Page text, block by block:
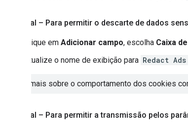
Opcional – Para permitir o descarte de dados
Clique em Adicionar campo, escolha Caixa
Atualize o nome de exibição para Redact
Saiba mais sobre o comportamento dos cookies
Opcional – Para permitir a transmissão pelos